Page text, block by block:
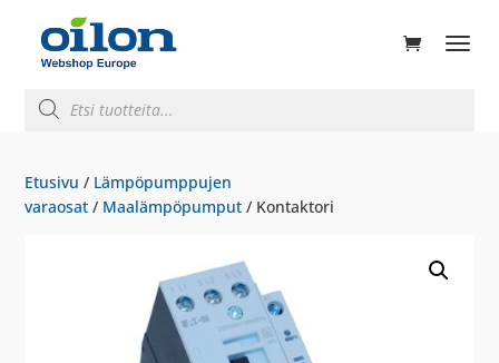
search
Etusivu / Lämpöpumppujen
varaosat / Maalämpöpumput / Kontaktori